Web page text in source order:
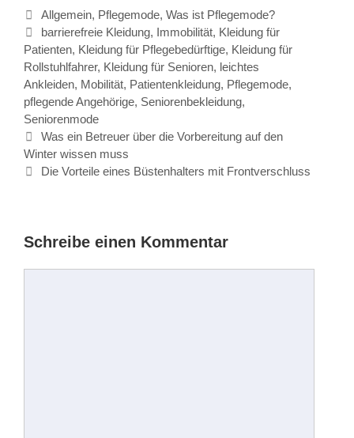
Kategorien
Allgemein, Pflegemode,Was ist Pflegemode?
Schlagwörter
barrierefreie Kleidung, Immobilität, Kleidung für
Patienten, Kleidung für Pflegebedürftige, Kleidung für
Rollstuhlfahrer, Kleidung für Senioren, leichtes
Ankleiden, Mobilität, Patientenkleidung, Pflegemode,
pflegende Angehörige, Seniorenbekleidung,
Seniorenmode
Beitrags-
Navigation
Was ein Betreuer über die Vorbereitung auf den
Winter wissen muss
Die Vorteile eines Büstenhalters mit Frontverschluss
Schreibe einen Kommentar